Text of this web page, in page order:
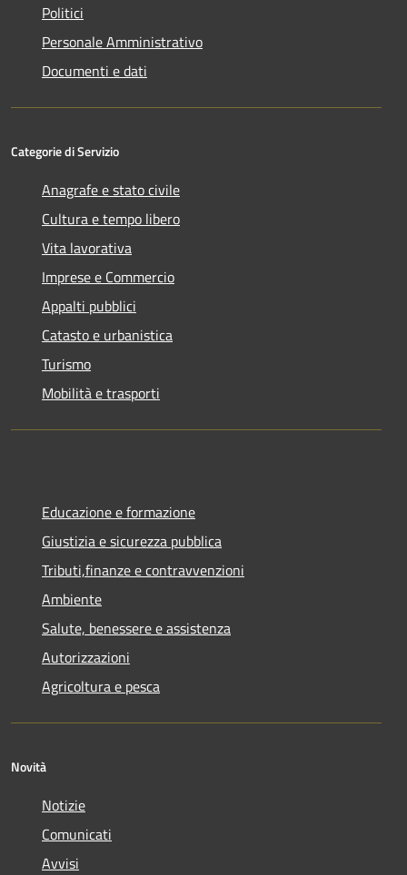
Politici
Personale Amministrativo
Documenti e dati
Categorie di Servizio
Anagrafe e stato civile
Cultura e tempo libero
Vita lavorativa
Imprese e Commercio
Appalti pubblici
Catasto e urbanistica
Turismo
Mobilità e trasporti
Educazione e formazione
Giustizia e sicurezza pubblica
Tributi,finanze e contravvenzioni
Ambiente
Salute, benessere e assistenza
Autorizzazioni
Agricoltura e pesca
Novità
Notizie
Comunicati
Avvisi